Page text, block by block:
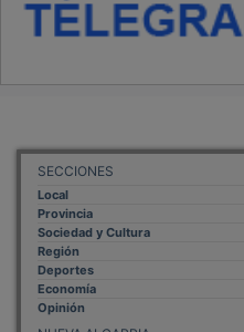
SECCIONES
Local
Provincia
Sociedad y Cultura
Región
Deportes
Economía
Opinión
NUEVA ALCARRIA